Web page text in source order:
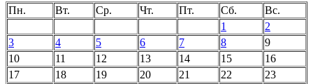
Пн. Вт. Ср. Чт. Пт. Сб.
Вс.
1
2
3
4 5 6 7 8
9
10
11 12 13 14 15
16
17
18 19 20 21 22
23